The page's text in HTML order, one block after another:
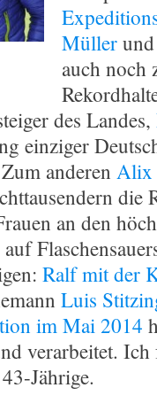
Müller
auch noch
des Landes,
einziger
anderen Alix
die
an den
Ralf mit der
Luis
im Mai 2014
verarbeitet.
Jährige.